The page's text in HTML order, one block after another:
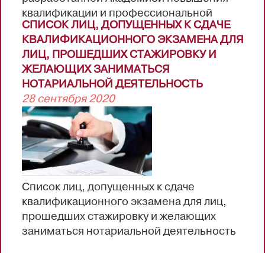
квалификации и профессиональной
переподготовки и аккредитированной
Федеральной нотариальной палатой
Образовательная программа курсов была
рассчитана на 72 академических часа и
прошли в формате видео-лекций.
После успешного прохождения итоговой
аттестации обучающимся будут выданы
удостоверения о повышении
квалификации.
СПИСОК ЛИЦ, ДОПУЩЕННЫХ К СДАЧЕ
КВАЛИФИКАЦИОННОГО ЭКЗАМЕНА ДЛЯ
ЛИЦ, ПРОШЕДШИХ СТАЖИРОВКУ И
ЖЕЛАЮЩИХ ЗАНИМАТЬСЯ
НОТАРИАЛЬНОЙ ДЕЯТЕЛЬНОСТЬ
28 сентября 2020
Список лиц, допущенных к сдаче
квалификационного экзамена для лиц,
прошедших стажировку и желающих
заниматься нотариальной деятельность